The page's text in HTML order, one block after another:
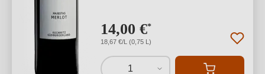
14,00 €*
18,67 €/L (0,75 L)
1